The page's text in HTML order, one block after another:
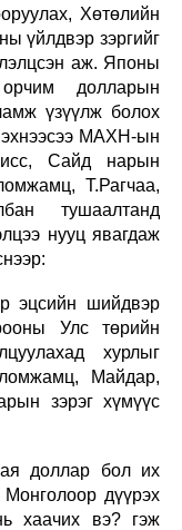
Хөтөлийн
үйлдвэр зэргийг
аж. Японы
долларын
үзүүлж болох
МАХН-ын
Сайд нарын
Т.Рагчаа,
тушаалтанд
нууц явагдаж
эцсийн шийдвэр
Улс төрийн
хурлыг
Майдар,
зэрэг хүмүүс
доллар бол их
дүүрэх
хаачих вэ? гэж